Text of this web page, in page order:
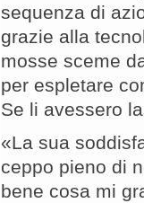
sequenza di
grazie alla
mosse sceme
per espletare
Se li avessero
«La sua
ceppo pieno di
bene cosa mi